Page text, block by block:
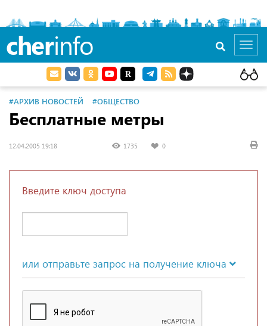
cherinfo
#АРХИВ НОВОСТЕЙ #ОБЩЕСТВО
Бесплатные метры
12.04.2005 19:18 1735 0
Введите ключ доступа
или отправьте запрос на получение ключа